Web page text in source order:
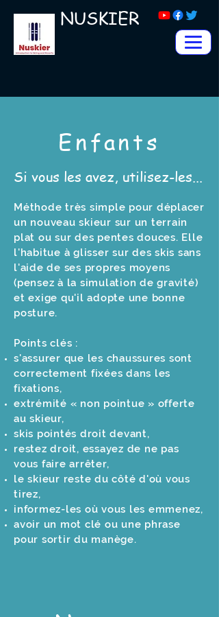
NUSKIER
​Enfants
Si vous les avez, utilisez-les...
Méthode très simple pour déplacer
un nouveau skieur sur un terrain
plat ou sur des pentes douces. Elle
l'habitue à glisser sur des skis sans
l'aide de ses propres moyens
(pensez à la simulation de gravité)
et exige qu'il adopte une bonne
posture.
Points clés :
s'assurer que les chaussures sont
correctement fixées dans les
fixations,
extrémité « non pointue » offerte
au skieur,
skis pointés droit devant,
restez droit, essayez de ne pas
vous faire arrêter,
le skieur reste du côté d'où vous
tirez,
informez-les où vous les emmenez,
avoir un mot clé ou une phrase
pour sortir du manège.